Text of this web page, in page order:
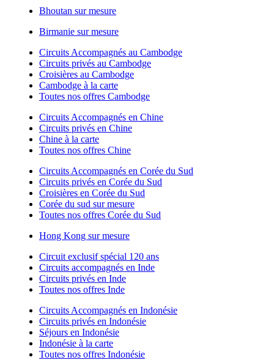
Bhoutan sur mesure
Birmanie sur mesure
Circuits Accompagnés au Cambodge
Circuits privés au Cambodge
Croisières au Cambodge
Cambodge à la carte
Toutes nos offres Cambodge
Circuits Accompagnés en Chine
Circuits privés en Chine
Chine à la carte
Toutes nos offres Chine
Circuits Accompagnés en Corée du Sud
Circuits privés en Corée du Sud
Croisières en Corée du Sud
Corée du sud sur mesure
Toutes nos offres Corée du Sud
Hong Kong sur mesure
Circuit exclusif spécial 120 ans
Circuits accompagnés en Inde
Circuits privés en Inde
Toutes nos offres Inde
Circuits Accompagnés en Indonésie
Circuits privés en Indonésie
Séjours en Indonésie
Indonésie à la carte
Toutes nos offres Indonésie